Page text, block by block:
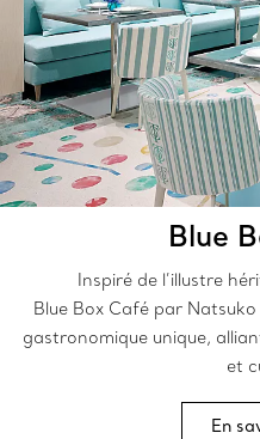
Blue
Inspiré de l’illustre
Blue Box Café par
gastronomique unique,
et
En